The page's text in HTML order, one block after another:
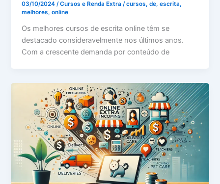
03/10/2024/Cursos e Renda Extra /cursos,de,escrita,
melhores,online
Os melhores cursos de escrita online têm se
destacado consideravelmente nos últimos anos.
Com a crescente demanda por conteúdo de